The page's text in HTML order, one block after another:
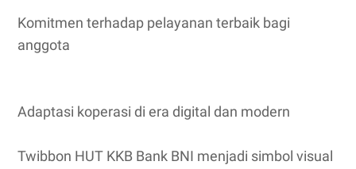
Komitmen terhadap pelayanan terbaik bagi
anggota
Adaptasi koperasi di era digital dan modern
Twibbon HUT KKB Bank BNI menjadi simbol visual